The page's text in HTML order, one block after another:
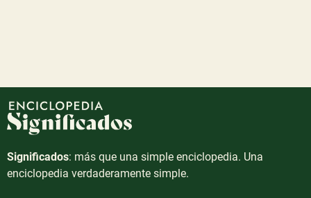
Significados: más que una simple enciclopedia. Una
enciclopedia verdaderamente simple.